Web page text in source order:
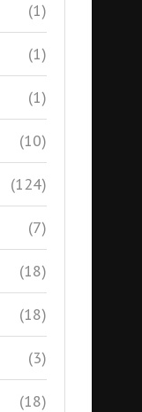
(1)
(1)
(1)
(10)
(124)
(7)
(18)
(18)
(3)
(18)